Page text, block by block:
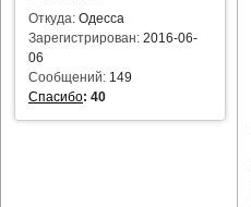
Откуда: Одесса
Зарегистрирован: 2016-06-
06
Сообщений: 149
Спасибо: 40